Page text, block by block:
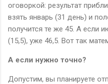
оговоркой: результат
взять январь (31 день) и
получится те же 45. А если
(15,5), уже 46,5. Вот так
А если нужно точно?
Допустим, вы планируете